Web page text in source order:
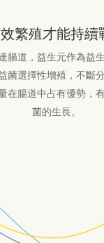
繁殖才能持續
腸道，益生元作為益
菌選擇性增殖，不斷
在腸道中占有優勢，
菌的生長。